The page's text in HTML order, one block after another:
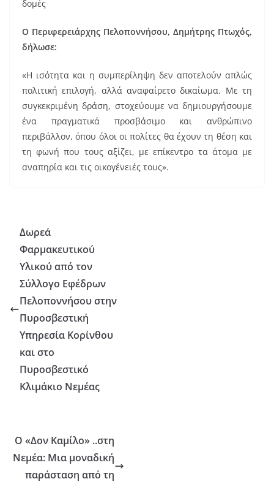
δομές
Ο Περιφερειάρχης Πελοποννήσου, Δημήτρης Πτωχός,
δήλωσε:
«Η ισότητα και η συμπερίληψη δεν αποτελούν απλώς
πολιτική επιλογή, αλλά αναφαίρετο δικαίωμα. Με τη
συγκεκριμένη δράση, στοχεύουμε να δημιουργήσουμε
ένα πραγματικά προσβάσιμο και ανθρώπινο
περιβάλλον, όπου όλοι οι πολίτες θα έχουν τη θέση και
τη φωνή που τους αξίζει, με επίκεντρο τα άτομα με
αναπηρία και τις οικογένειές τους».
Δωρεά
Φαρμακευτικού
Υλικού από τον
Σύλλογο Εφέδρων
Πελοποννήσου στην
Πυροσβεστική
Υπηρεσία Κορίνθου
και στο
Πυροσβεστικό
Κλιμάκιο Νεμέας
Ο «Δον Καμίλο» ..στη
Νεμέα: Μια μοναδική
παράσταση από τη